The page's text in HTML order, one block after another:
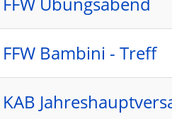
FFW Bambini - Treff
KAB